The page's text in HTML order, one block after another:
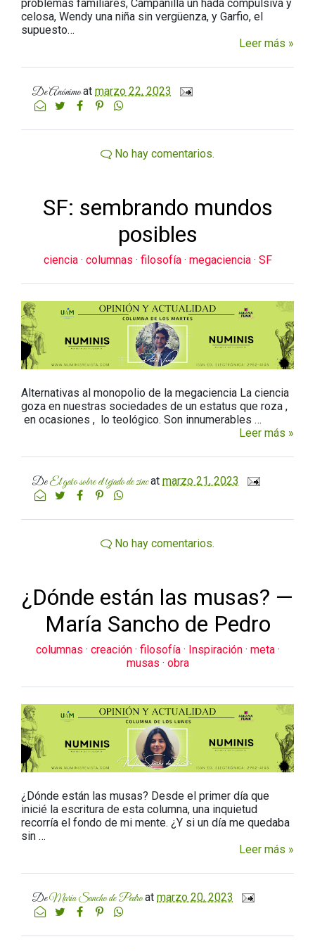
problemas familiares, Campanilla un hada compulsiva y
celosa, Wendy una niña sin vergüenza, y Garfio, el
supuesto…
Leer más »
DeAnónimoat marzo 22, 2023
No hay comentarios.
SF: sembrando mundos
posibles
ciencia · columnas · filosofía · megaciencia · SF
Alternativas al monopolio de la megaciencia La ciencia
goza en nuestras sociedades de un estatus que roza ,
en ocasiones , lo teológico. Son innumerables …
Leer más »
DeEl gato sobre el tejado de zincat marzo 21, 2023
No hay comentarios.
¿Dónde están las musas? —
María Sancho de Pedro
columnas · creación · filosofía · Inspiración · meta ·
musas · obra
¿Dónde están las musas? Desde el primer día que
inicié la escritura de esta columna, una inquietud
recorría el fondo de mi mente. ¿Y si un día me quedaba
sin …
Leer más »
DeMaría Sancho de Pedroat marzo 20, 2023